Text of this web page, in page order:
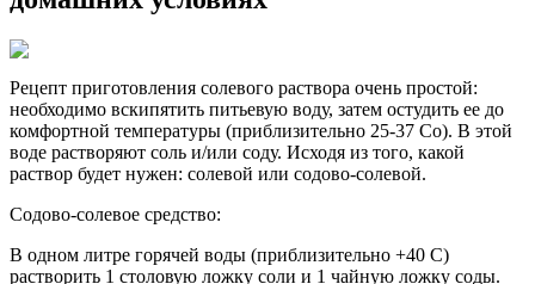
Рецепт приготовления солевого раствора очень простой:
необходимо вскипятить питьевую воду, затем остудить ее до
комфортной температуры (приблизительно 25-37 Co). В этой
воде растворяют соль и/или соду. Исходя из того, какой
раствор будет нужен: солевой или содово-солевой.
Содово-солевое средство:
В одном литре горячей воды (приблизительно +40 С)
растворить 1 столовую ложку соли и 1 чайную ложку соды.